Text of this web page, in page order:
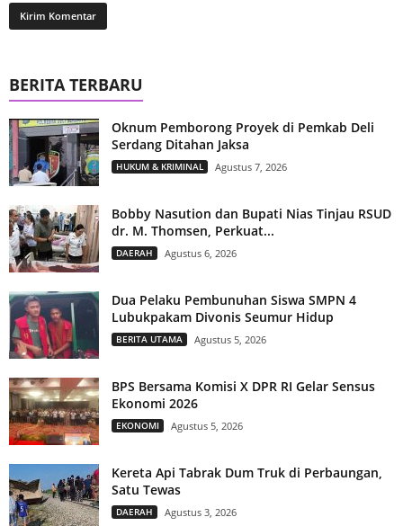
BERITA TERBARU
Oknum Pemborong Proyek di Pemkab Deli
Serdang Ditahan Jaksa
HUKUM & KRIMINAL Agustus 7, 2026
Bobby Nasution dan Bupati Nias Tinjau RSUD
dr. M. Thomsen, Perkuat...
DAERAH Agustus 6, 2026
Dua Pelaku Pembunuhan Siswa SMPN 4
Lubukpakam Divonis Seumur Hidup
BERITA UTAMA Agustus 5, 2026
BPS Bersama Komisi X DPR RI Gelar Sensus
Ekonomi 2026
EKONOMI Agustus 5, 2026
Kereta Api Tabrak Dum Truk di Perbaungan,
Satu Tewas
DAERAH Agustus 3, 2026